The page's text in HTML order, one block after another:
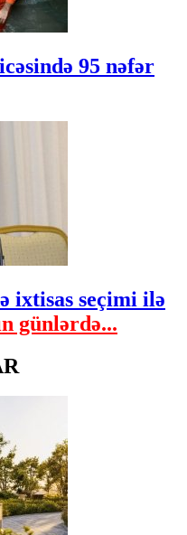
95 nəfər
ixtisas seçimi ilə
günlərdə...